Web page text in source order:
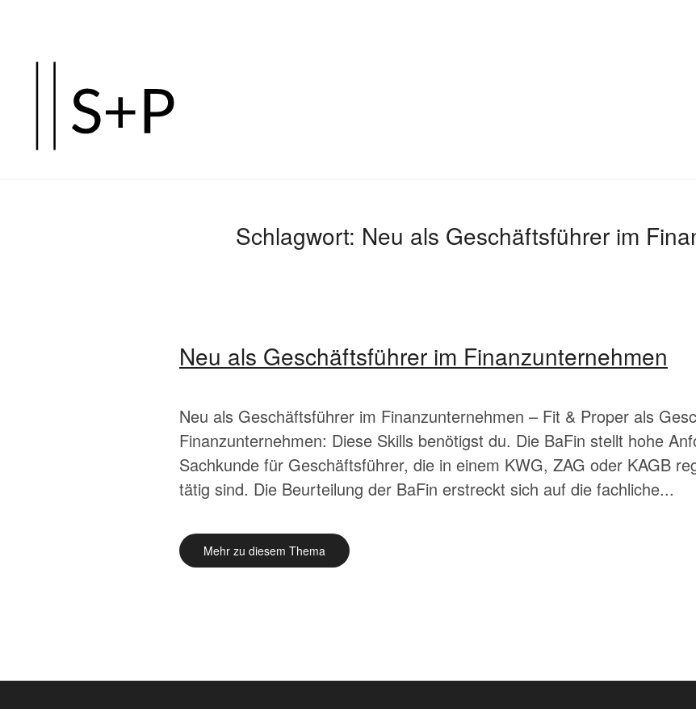
springen
Schlagwort: Neu als Geschäftsführer im
Neu als Geschäftsführer im Finanzunternehmen
Neu als Geschäftsführer im Finanzunternehmen – Fit & Proper als
Finanzunternehmen: Diese Skills benötigst du. Die BaFin stellt hohe
Sachkunde für Geschäftsführer, die in einem KWG, ZAG oder KAGB
tätig sind. Die Beurteilung der BaFin erstreckt sich auf die fachliche...
Mehr zu diesem Thema